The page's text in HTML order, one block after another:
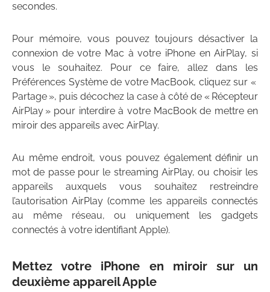
secondes.
Pour mémoire, vous pouvez toujours désactiver la
connexion de votre Mac à votre iPhone en AirPlay, si
vous le souhaitez. Pour ce faire, allez dans les
Préférences Système de votre MacBook, cliquez sur «
Partage », puis décochez la case à côté de « Récepteur
AirPlay » pour interdire à votre MacBook de mettre en
miroir des appareils avec AirPlay.
Au même endroit, vous pouvez également définir un
mot de passe pour le streaming AirPlay, ou choisir les
appareils auxquels vous souhaitez restreindre
l’autorisation AirPlay (comme les appareils connectés
au même réseau, ou uniquement les gadgets
connectés à votre identifiant Apple).
Mettez votre iPhone en miroir sur un
deuxième appareil Apple